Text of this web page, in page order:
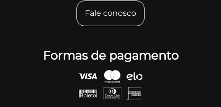
Fale conosco
Formas de pagamento